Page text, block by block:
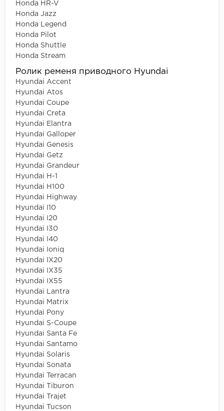
Honda HR-V
Honda Jazz
Honda Legend
Honda Pilot
Honda Shuttle
Honda Stream
Ролик ременя приводного Hyundai
Hyundai Accent
Hyundai Atos
Hyundai Coupe
Hyundai Creta
Hyundai Elantra
Hyundai Galloper
Hyundai Genesis
Hyundai Getz
Hyundai Grandeur
Hyundai H-1
Hyundai H100
Hyundai Highway
Hyundai I10
Hyundai I20
Hyundai I30
Hyundai I40
Hyundai Ioniq
Hyundai IX20
Hyundai IX35
Hyundai IX55
Hyundai Lantra
Hyundai Matrix
Hyundai Pony
Hyundai S-Coupe
Hyundai Santa Fe
Hyundai Santamo
Hyundai Solaris
Hyundai Sonata
Hyundai Terracan
Hyundai Tiburon
Hyundai Trajet
Hyundai Tucson